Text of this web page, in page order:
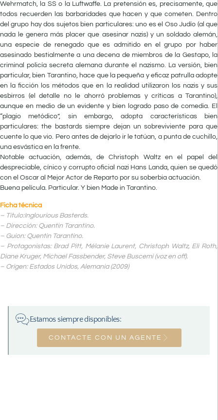
Wehrmatch, la SS o la Luftwaffe. La pretensión es, precisamente, que
todos recuerden las barbaridades que hacen y que cometen. Dentro
del grupo hay dos sujetos bien particulares: uno es el Oso Judío (al que
nada le genera más placer que asesinar nazis) y un soldado alemán,
una especie de renegado que es admitido en el grupo por haber
asesinado bestialmente a una decena de miembros de la Gestapo, la
criminal policía secreta alemana durante el nazismo. La versión, bien
particular, bien Tarantino, hace que la pequeña y eficaz patrulla adopte
en la ficción los métodos que en la realidad utilizaron los nazis y sus
esbirros (el detalle no le ahorró problemas y críticas a Tarantino),
aunque en medio de un evidente y bien logrado paso de comedia. El
“plagio metódico”, sin embargo, adopta características bien
particulares: the bastards siempre dejan un sobreviviente para que
cuente lo que vio. Pero antes de dejarlo ir le tatúan, a punta de cuchillo,
una esvástica en la frente.
Notable actuación, además, de Christoph Waltz en el papel del
despreciable, cínico y corrupto oficial nazi Hans Landa, quien se quedó
con el Oscar al Mejor Actor de Reparto por su soberbia actuación.
Buena película. Particular. Y bien Made in Tarantino.
Ficha técnica
– Título:Inglourious Basterds.
– Dirección: Quentin Tarantino.
– Guion: Quentin Tarantino.
– Protagonistas: Brad Pitt, Mélanie Laurent, Christoph Waltz, Eli Roth,
Diane Kruger, Michael Fassbender, Steve Buscemi (voz en off).
– Origen: Estados Unidos, Alemania (2009)
Estamos siempre disponibles:
CONTACTE CON UN AGENTE